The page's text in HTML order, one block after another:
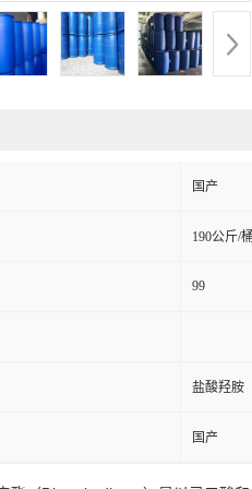
国产
190公斤/
99
盐酸羟胺
国产